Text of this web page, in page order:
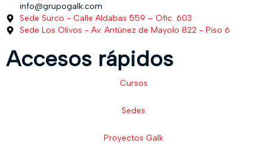
info@grupogalk.com
Sede Surco - Calle Aldabas 559 – Ofic. 603
Sede Los Olivos - Av. Antúnez de Mayolo 822 - Piso 6
Accesos rápidos
Cursos
Sedes
Proyectos Galk